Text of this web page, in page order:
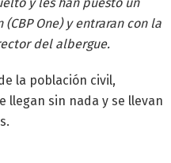
y les han puesto un
One) y entraran con la
del albergue.
la población civil,
llegan sin nada y se llevan